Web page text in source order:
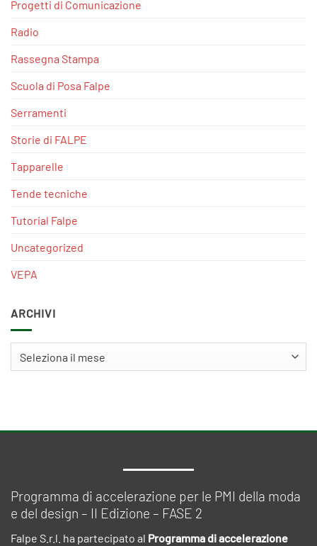
Progetti di Comunicazione
Radio
Rassegna Stampa
Scuola di Posa Falpe
Serramenti
Storie di FALPE
Tapparelle
Tende tecniche
Tutorial Falpe
Uncategorized
VEPA
ARCHIVI
Programma di accelerazione per le PMI della moda
e del design – II Edizione – FASE 2
Falpe S.r.l. ha partecipato al Programma di accelerazione